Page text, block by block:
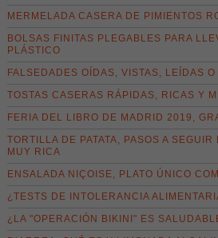
MERMELADA CASERA DE PIMIENTOS
BOLSAS FINITAS PLEGABLES PARA
PLÁSTICO
FALSEDADES OÍDAS, VISTAS, LEÍDAS
TOSTAS CASERAS RÁPIDAS, RICAS Y
FERIA DEL LIBRO DE MADRID 2019,
TORTILLA DE PATATA, PASOS A
MUY RICA
ENSALADA NIÇOISE, PLATO ÚNICO
¿TESTS DE INTOLERANCIA
¿LA "OPERACIÓN BIKINI" ES